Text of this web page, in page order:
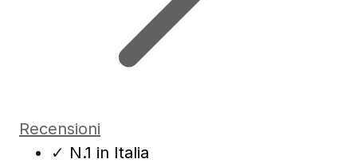
Recensioni
✓ N.1 in Italia